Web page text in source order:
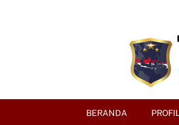
BERANDA PROFIL